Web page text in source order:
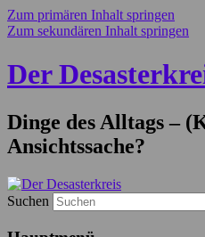
Zum primären Inhalt springen
Zum sekundären Inhalt springen
Der
Dinge des Alltags –
Ansichtssache?
Suchen